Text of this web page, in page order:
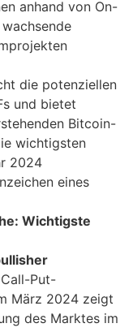
anhand von On-
die potenziellen
und bietet
Bitcoin-
wichtigsten
2024
eines
Wichtigste
Put-
März 2024 zeigt
des Marktes im